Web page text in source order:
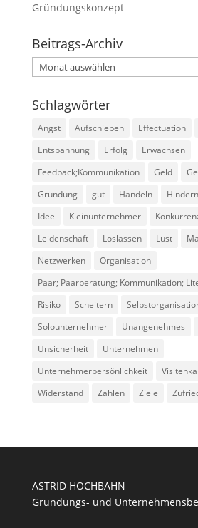
Gründungskonzept
Beitrags-Archiv
Beitrags-
Archiv
Schlagwörter
Angst Aufschieben Effectuation
Entspannung
Erfolg
Erwachsen
Feedback;Kommunikation
Geld
Gründung
gut Handeln
Idee
Kleinunternehmer
Leidenschaft
Loslassen Lust
Netzwerken
Organisation
Paar; Paarberatung; Kommunikation;
Risiko
Scheitern
Solounternehmer
Unangenehmes
Unsicherheit
Unternehmen
Unternehmerpersönlichkeit
Widerstand
Zahlen Ziele
ASTRID HOCHBAHN
Gründungs- und